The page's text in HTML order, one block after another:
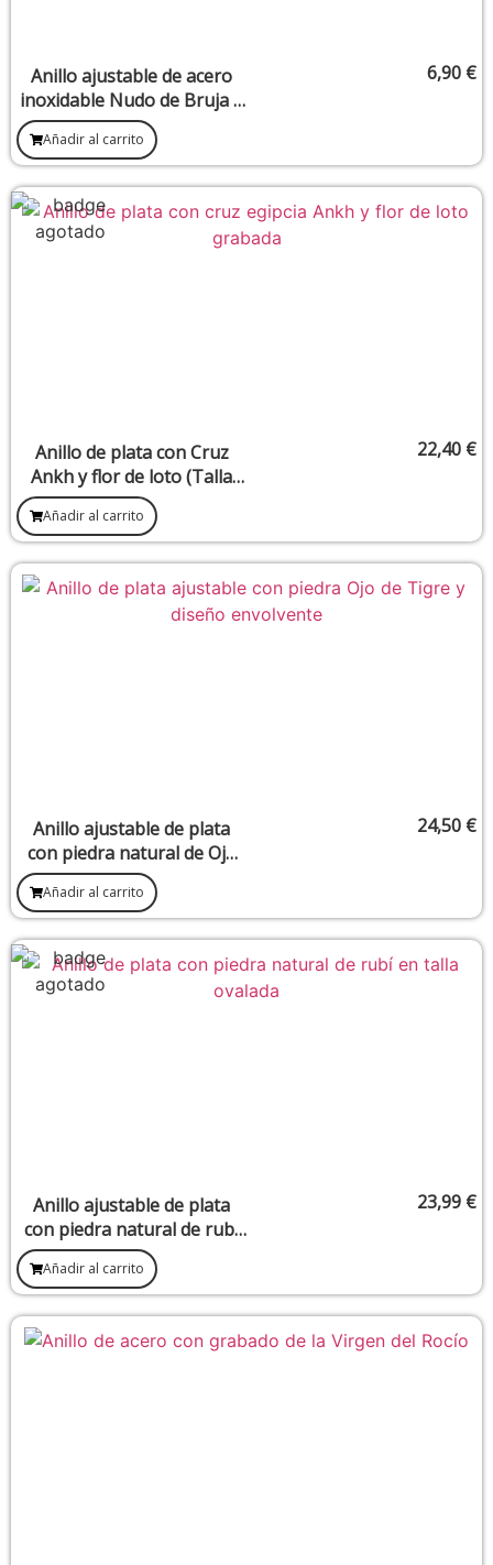
Anillo ajustable de acero
inoxidable Nudo de Bruja –
Diseño A
6,90 €
Añadir al carrito
Anillo de plata con Cruz
Ankh y flor de loto (Talla
17)
22,40 €
Añadir al carrito
Anillo ajustable de plata
con piedra natural de Ojo
de Tigre (13 x 15 mm)
24,50 €
Añadir al carrito
Anillo ajustable de plata
con piedra natural de rubí
(12 x 15 mm)
23,99 €
Añadir al carrito